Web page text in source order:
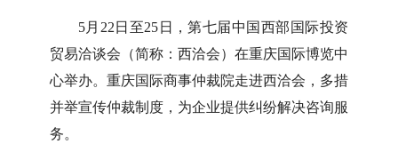
5月22日至25日，第七届中国西部国际投资
贸易洽谈会（简称：西洽会）在重庆国际博览中
心举办。重庆国际商事仲裁院走进西洽会，多措
并举宣传仲裁制度，为企业提供纠纷解决咨询服
务。